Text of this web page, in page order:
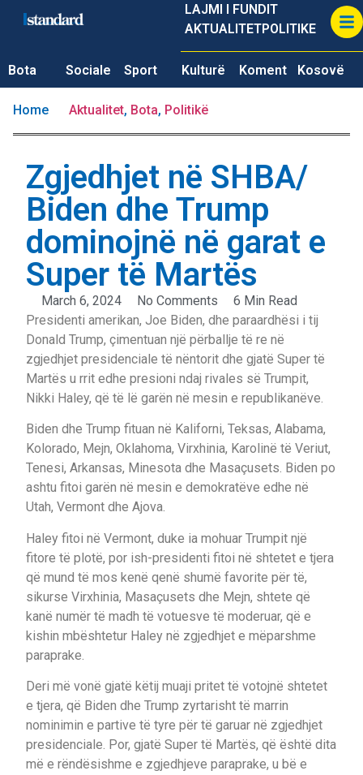
LAJMI I FUNDIT
AKTUALITETPOLITIKE
Bota Sociale Sport Kulturë Koment Kosovë
Home Aktualitet, Bota, Politikë
Zgjedhjet në SHBA/
Biden dhe Trump
dominojnë në garat e
Super të Martës
March 6, 2024 No Comments
6 Min Read
Presidenti amerikan, Joe Biden, dhe paraardhësi i tij
Donald Trump, çimentuan një përballje të re në
zgjedhjet presidenciale të nëntorit dhe gjatë Super të
Martës u rrit edhe presioni ndaj rivales së Trumpit,
Nikki Haley, që të lë garën në mesin e republikanëve.
Biden dhe Trump fituan në Kaliforni, Teksas, Alabama,
Kolorado, Mejn, Oklahoma, Virxhinia, Karolinë të Veriut,
Tenesi, Arkansas, Minesota dhe Masaçusets. Biden po
ashtu fitoi garën në mesin e demokratëve edhe në
Utah, Vermont dhe Ajova.
Haley fitoi në Vermont, duke ia mohuar Trumpit një
fitore të plotë, por ish-presidenti fitoi në shtetet e tjera
që mund të mos kenë qenë shumë favorite për të,
sikurse Virxhinia, Masaçusets dhe Mejn, shtete që
kanë numër të madh të votuesve të moderuar, që e
kishin mbështetur Haley në zgjedhjet e mëparshme
paraprake.
Deri më vonë gjatë këtij muaji pritet të votojnë shtetet
e tjera, që Biden dhe Trump zyrtarisht të marrin
nominimin e partive të tyre për të garuar në zgjedhjet
presidenciale. Por, gjatë Super të Martës, që është dita
më e rëndësishme e zgjedhjeve paraprake, u bë e